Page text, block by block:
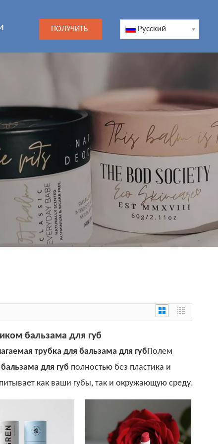
ПОЛУЧИТЬ Pусский
бальзама для губ
трубка для бальзама для губПолем
для губ полностью без пластика и
как ваши губы, так и окружающую среду.